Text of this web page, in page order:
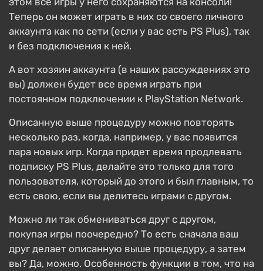
Теперь он может играть в них со своего личного
аккаунта как по сети (если у вас есть PS Plus), так
и без подключения к ней.
А вот хозяин аккаунта (в наших рассуждениях это
вы) должен будет все время играть при
постоянном подключении к PlayStation Network.
Описанную выше процедуру можно повторять
несколько раз, когда, например, у вас появится
пара новых игр. Когда придет время продлевать
подписку PS Plus, делайте это только для того
пользователя, который до этого и был главным, то
есть свою, если вы делитесь играми с другом.
Можно ли так обмениваться друг с другом,
покупая игры поочередно? То есть сначала ваш
друг делает описанную выше процедуру, а затем
вы? Да, можно. Особенность функции в том, что на